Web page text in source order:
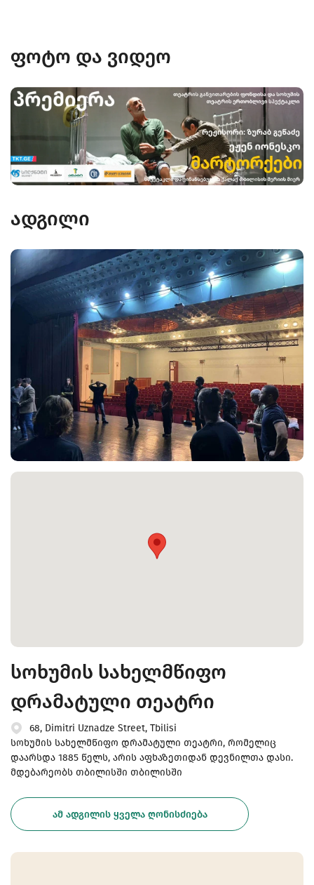
ფოტო და ვიდეო
ადგილი
სოხუმის სახელმწიფო
დრამატული თეატრი
68, Dimitri Uznadze Street, Tbilisi
სოხუმის სახელმწიფო დრამატული თეატრი, რომელიც
დაარსდა 1885 წელს, არის აფხაზეთიდან დევნილთა დასი.
მდებარეობს თბილისში თბილისში
ᲐᲛ ᲐᲓᲒᲘᲚᲘᲡ ᲧᲕᲔᲚᲐ ᲦᲝᲜᲘᲡᲫᲘᲔᲑᲐ